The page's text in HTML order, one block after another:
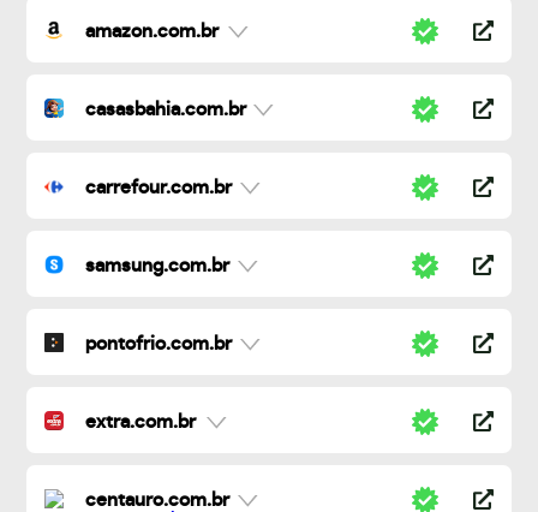
amazon.com.br
casasbahia.com.br
carrefour.com.br
samsung.com.br
pontofrio.com.br
extra.com.br
centauro.com.br